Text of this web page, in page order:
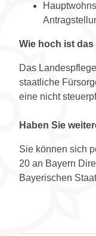
Wie hoch ist
Das
staatliche
eine nicht
Haben Sie
Sie können sich
20 an Bayern
Bayerischen